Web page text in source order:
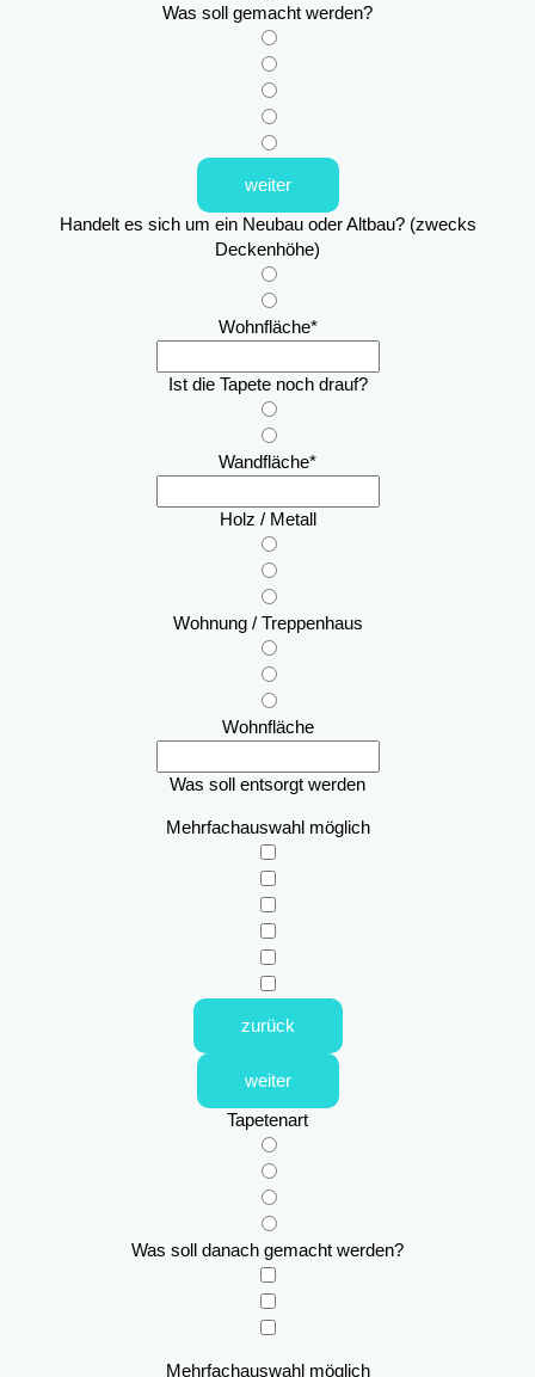
Was soll gemacht werden?
weiter
Handelt es sich um ein Neubau oder Altbau? (zwecks
Deckenhöhe)
Wohnfläche*
Ist die Tapete noch drauf?
Wandfläche*
Holz / Metall
Wohnung / Treppenhaus
Wohnfläche
Was soll entsorgt werden
Mehrfachauswahl möglich
zurück
weiter
Tapetenart
Was soll danach gemacht werden?
Mehrfachauswahl möglich